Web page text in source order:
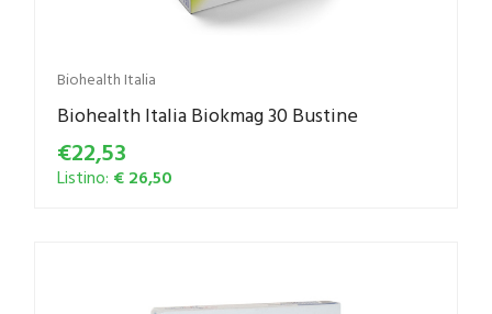
Biohealth Italia
Biohealth Italia Biokmag 30 Bustine
€22,53
Listino: € 26,50